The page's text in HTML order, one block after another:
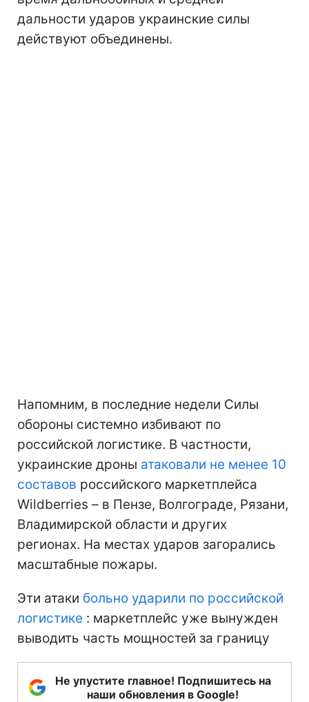
дальности ударов украинские силы
действуют объединены.
Напомним, в последние недели Силы
обороны системно избивают по
российской логистике. В частности,
украинские дроны атаковали не менее 10
составов российского маркетплейса
Wildberries – в Пензе, Волгограде, Рязани,
Владимирской области и других
регионах. На местах ударов загорались
масштабные пожары.
Эти атаки больно ударили по российской
логистике : маркетплейс уже вынужден
выводить часть мощностей за границу
Не упустите главное! Подпишитесь на
наши обновления в Google!